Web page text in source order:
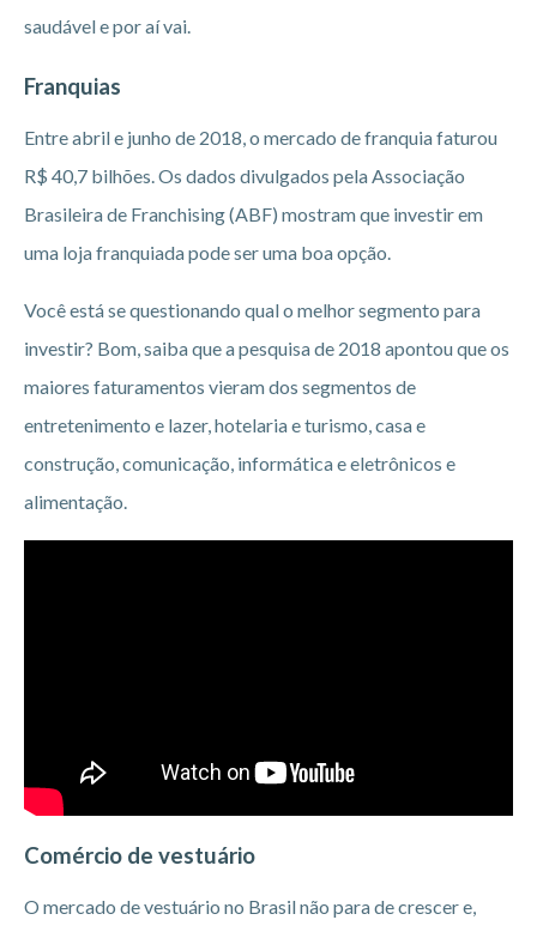
saudável e por aí vai.
Franquias
Entre abril e junho de 2018, o mercado de franquia faturou
R$ 40,7 bilhões. Os dados divulgados pela Associação
Brasileira de Franchising (ABF) mostram que investir em
uma loja franquiada pode ser uma boa opção.
Você está se questionando qual o melhor segmento para
investir? Bom, saiba que a pesquisa de 2018 apontou que os
maiores faturamentos vieram dos segmentos de
entretenimento e lazer, hotelaria e turismo, casa e
construção, comunicação, informática e eletrônicos e
alimentação.
Comércio de vestuário
O mercado de vestuário no Brasil não para de crescer e,